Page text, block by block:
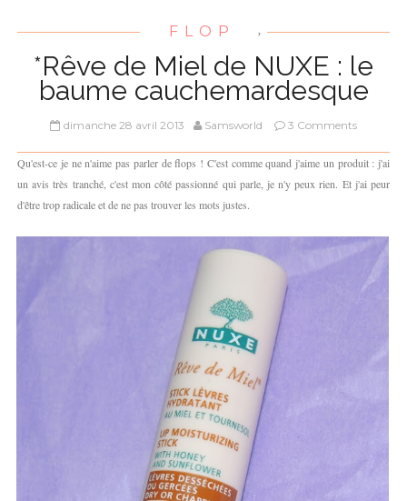
FLOP ,
*Rêve de Miel de NUXE : le
baume cauchemardesque
dimanche 28 avril 2013 Samsworld 3 Comments
Qu'est-ce je ne n'aime pas parler de flops ! C'est comme quand j'aime un produit : j'ai
un avis très tranché, c'est mon côté passionné qui parle, je n'y peux rien. Et j'ai peur
d'être trop radicale et de ne pas trouver les mots justes.